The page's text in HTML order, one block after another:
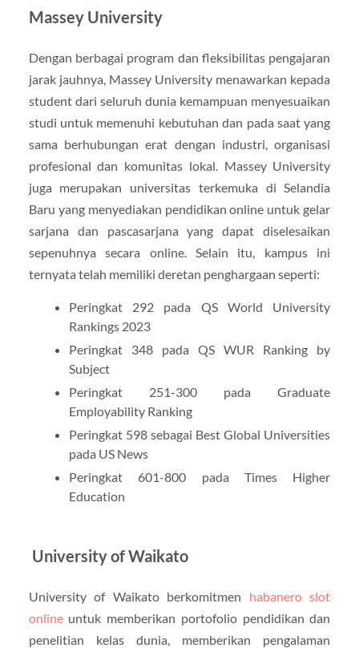
Massey University
Dengan berbagai program dan fleksibilitas pengajaran
jarak jauhnya, Massey University menawarkan kepada
student dari seluruh dunia kemampuan menyesuaikan
studi untuk memenuhi kebutuhan dan pada saat yang
sama berhubungan erat dengan industri, organisasi
profesional dan komunitas lokal. Massey University
juga merupakan universitas terkemuka di Selandia
Baru yang menyediakan pendidikan online untuk gelar
sarjana dan pascasarjana yang dapat diselesaikan
sepenuhnya secara online. Selain itu, kampus ini
ternyata telah memiliki deretan penghargaan seperti:
Peringkat 292 pada QS World University
Rankings 2023
Peringkat 348 pada QS WUR Ranking by
Subject
Peringkat 251-300 pada Graduate
Employability Ranking
Peringkat 598 sebagai Best Global Universities
pada US News
Peringkat 601-800 pada Times Higher
Education
University of Waikato
University of Waikato berkomitmen habanero slot
onlineuntuk memberikan portofolio pendidikan dan
penelitian kelas dunia, memberikan pengalaman